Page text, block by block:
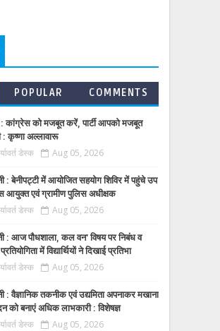
POPULAR COMMENTS
: कांग्रेस को मजबूत करें, पार्टी आपको मजबूत
: कृष्णा अल्लावारू
डेस्क Aug 05, 2026
: बेनीपट्टी में आयोजित सहयोग शिविर में पहुंचे उप
आयुक्त एवं ग्रामीण पुलिस अधीक्षक
डेस्क Aug 05, 2026
: आज पौधशाला, कल वन' विषय पर निबंध व
में विद्यार्थियों ने दिखाई प्रतिभा
डेस्क Aug 05, 2026
: वैज्ञानिक तकनीक एवं उद्यमिता अपनाकर मखाना
को बनाएं अधिक लाभकारी : विशेषज्ञ
डेस्क Aug 05, 2026